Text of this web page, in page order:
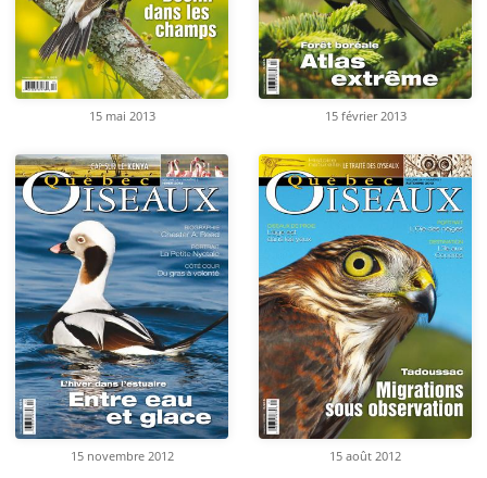
15 mai 2013 15 février 2013
15 novembre 2012 15 août 2012